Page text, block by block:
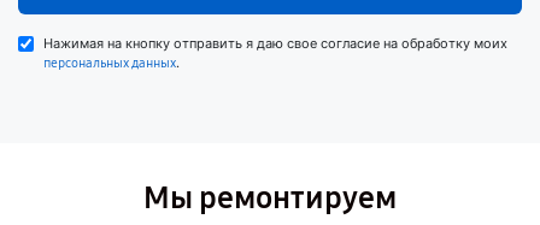
Нажимая на кнопку отправить я даю свое согласие на обработку моих
персональных данных.
Мы ремонтируем